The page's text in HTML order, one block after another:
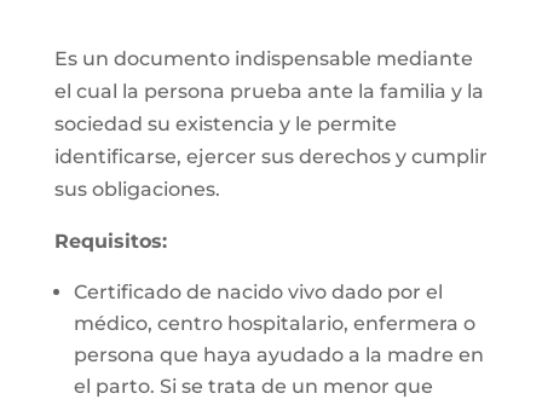
Es un documento indispensable mediante
el cual la persona prueba ante la familia y la
sociedad su existencia y le permite
identificarse, ejercer sus derechos y cumplir
sus obligaciones.
Requisitos:
Certificado de nacido vivo dado por el
médico, centro hospitalario, enfermera o
persona que haya ayudado a la madre en
el parto. Si se trata de un menor que